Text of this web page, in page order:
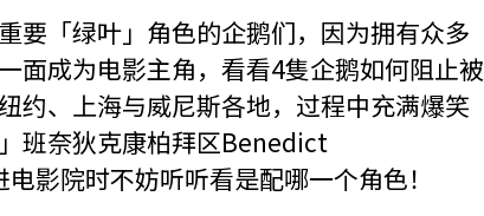
要「绿叶」角色的企鹅们，因为拥有众多
面成为电影主角，看看4隻企鹅如何阻止被
约、上海与威尼斯各地，过程中充满爆笑
班奈狄克康柏拜区Benedict
影院时不妨听听看是配哪一个角色！